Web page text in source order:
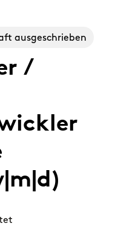
ausgeschrieben
/